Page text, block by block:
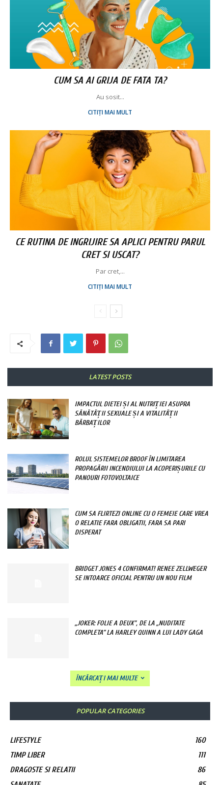
CUM SA AI GRIJA DE FATA TA?
Au sosit...
CITIȚI MAI MULT
CE RUTINA DE INGRIJIRE SA APLICI PENTRU PARUL
CRET SI USCAT?
Par cret,...
CITIȚI MAI MULT
LATEST POSTS
IMPACTUL DIETEI ȘI AL NUTRIȚIEI ASUPRA
SĂNĂTĂȚII SEXUALE ȘI A VITALITĂȚII
BĂRBAȚILOR
ROLUL SISTEMELOR BROOF ÎN LIMITAREA
PROPAGĂRII INCENDIULUI LA ACOPERIȘURILE CU
PANOURI FOTOVOLTAICE
CUM SA FLIRTEZI ONLINE CU O FEMEIE CARE VREA
O RELATIE FARA OBLIGATII, FARA SA PARI
DISPERAT
BRIDGET JONES 4 CONFIRMAT! RENEE ZELLWEGER
SE INTOARCE OFICIAL PENTRU UN NOU FILM
„JOKER: FOLIE A DEUX”, DE LA „NUDITATE
COMPLETA” LA HARLEY QUINN A LUI LADY GAGA
ÎNCĂRCAȚI MAI MULTE
POPULAR CATEGORIES
LIFESTYLE
160
TIMP LIBER
111
DRAGOSTE SI RELATII
86